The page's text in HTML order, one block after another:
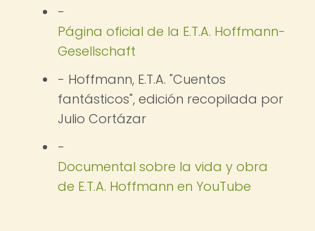
-
Página oficial de la E.T.A. Hoffmann-
Gesellschaft
- Hoffmann, E.T.A. "Cuentos
fantásticos", edición recopilada por
Julio Cortázar
-
Documental sobre la vida y obra
de E.T.A. Hoffmann en YouTube